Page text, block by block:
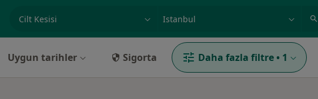
Uygun tarihler Sigorta Daha fazla filtre • 1